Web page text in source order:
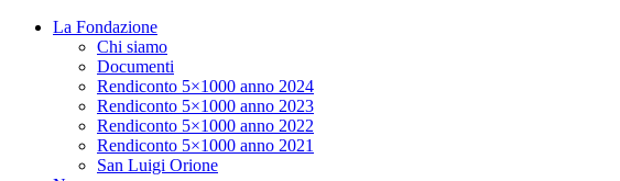
La Fondazione
Chi siamo
Documenti
Rendiconto 5×1000 anno 2024
Rendiconto 5×1000 anno 2023
Rendiconto 5×1000 anno 2022
Rendiconto 5×1000 anno 2021
San Luigi Orione